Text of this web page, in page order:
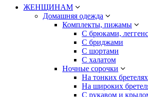
ЖЕНЩИНАМ
Домашняя одежда
Комплекты, пижамы
С брюками,
С бриджами
С шортами
С халатом
Ночные сорочки
На тонких бретелях
На широких
С рукавом и